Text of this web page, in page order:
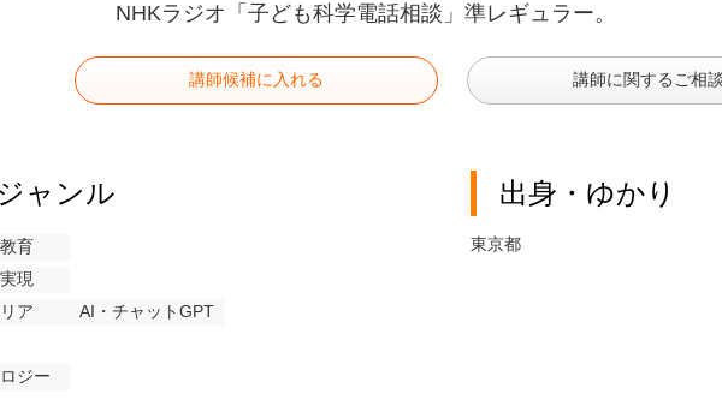
NHKラジオ「子ども科学電話相談」準レギュラー。
講師候補に入れる 講師に関するご相談
ャンル
育
現
ア
AI・チャットGPT
ジー
出身・ゆかり
東京都